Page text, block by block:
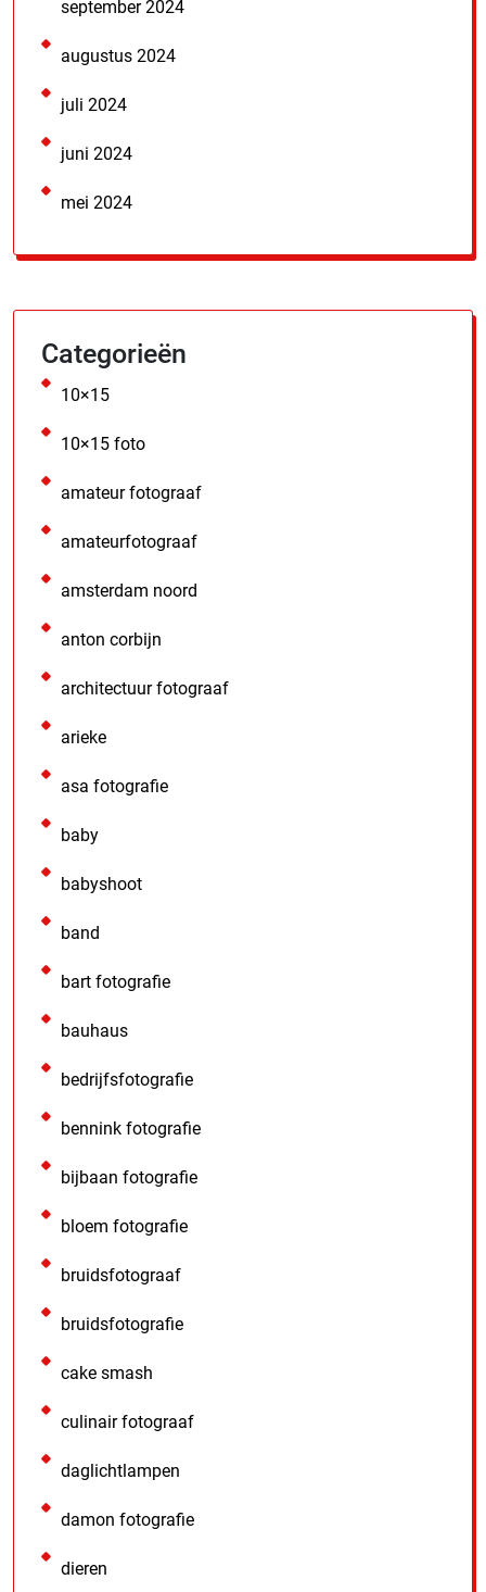
september 2024
augustus 2024
juli 2024
juni 2024
mei 2024
Categorieën
10×15
10×15 foto
amateur fotograaf
amateurfotograaf
amsterdam noord
anton corbijn
architectuur fotograaf
arieke
asa fotografie
baby
babyshoot
band
bart fotografie
bauhaus
bedrijfsfotografie
bennink fotografie
bijbaan fotografie
bloem fotografie
bruidsfotograaf
bruidsfotografie
cake smash
culinair fotograaf
daglichtlampen
damon fotografie
dieren